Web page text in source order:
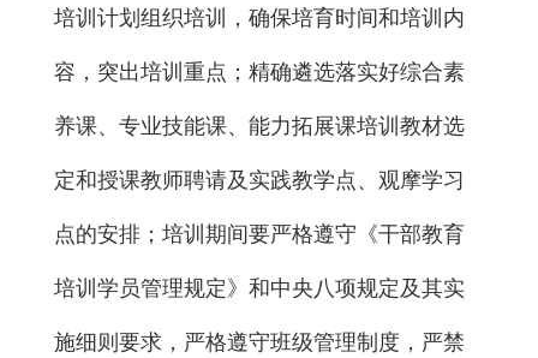
培训计划组织培训，确保培育时间和培训内
容，突出培训重点；精确遴选落实好综合素
养课、专业技能课、能力拓展课培训教材选
定和授课教师聘请及 实践教学点、观摩学习
点的安排； 培训期间要严格遵守《干部教育
培训学员管理规定》和中央八项规定及其实
施细则要求， 严格遵守班级管理制度，严禁